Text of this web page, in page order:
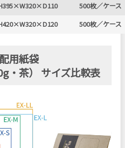
500枚／ケース
500枚／ケース
用紙袋
・茶） サイズ比較表